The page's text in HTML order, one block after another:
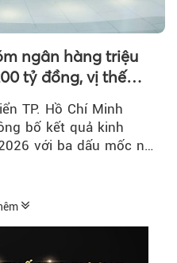
ngân hàng triệu
tỷ đồng, vị thế
quốc tế
TP. Hồ Chí Minh
bố kết quả kinh
với ba dấu mốc nổi